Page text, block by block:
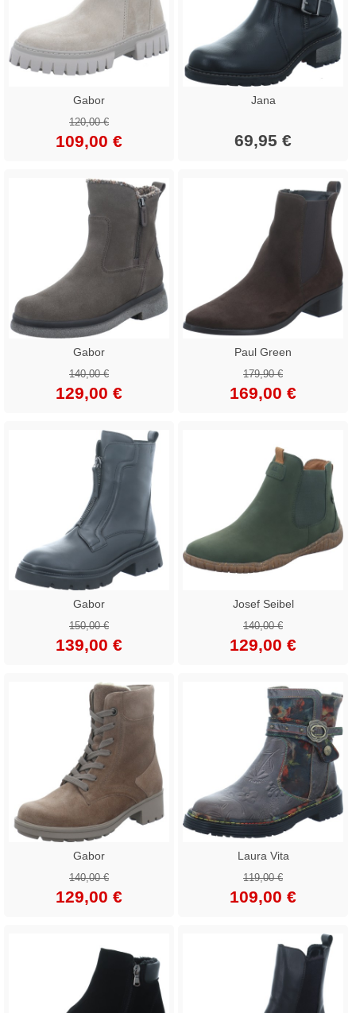
Gabor
120,00 €
109,00 €
Jana
69,95 €
Gabor
140,00 €
129,00 €
Paul Green
179,90 €
169,00 €
Gabor
150,00 €
139,00 €
Josef Seibel
140,00 €
129,00 €
Gabor
140,00 €
129,00 €
Laura Vita
119,00 €
109,00 €